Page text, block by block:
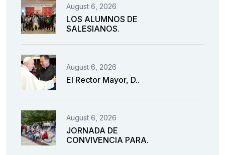
August 6, 2026
LOS ALUMNOS DE
SALESIANOS.
August 6, 2026
El Rector Mayor, D..
August 6, 2026
JORNADA DE
CONVIVENCIA PARA.